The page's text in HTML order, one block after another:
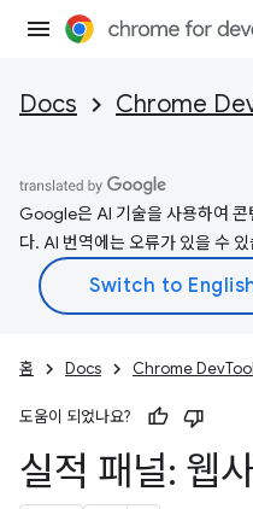
Docs Chrome
Google은 AI 기술을 사용하여 콘
다. AI 번역에는 오류가 있을 수
홈 Docs Chrome
도움이 되었나요?
실적 패널: 웹